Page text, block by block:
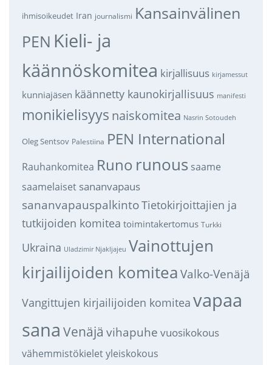
ihmisoikeudet Iran journalismi Kansainvälinen
PEN Kieli- ja
käännöskomitea kirjallisuus kirjamessut
kunniajäsen käännetty kaunokirjallisuus manifesti
monikielisyys naiskomitea Nasrin Sotoudeh
Oleg Sentsov Palestiina PEN International
Rauhankomitea Runo runous saame
saamelaiset sananvapaus
sananvapauspalkintoTietokirjoittajien ja
tutkijoiden komitea toimintakertomus Turkki
Ukraina Uladzimir Njakljajeu Vainottujen
kirjailijoiden komitea Valko-Venäjä
Vangittujen kirjailijoiden komitea vapaa
sana Venäjä vihapuhe vuosikokous
vähemmistökieletyleiskokous